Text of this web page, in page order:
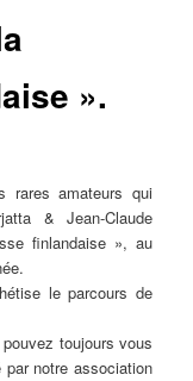
».
rares amateurs qui
& Jean-Claude
finlandaise », au
le parcours de
toujours vous
par notre association